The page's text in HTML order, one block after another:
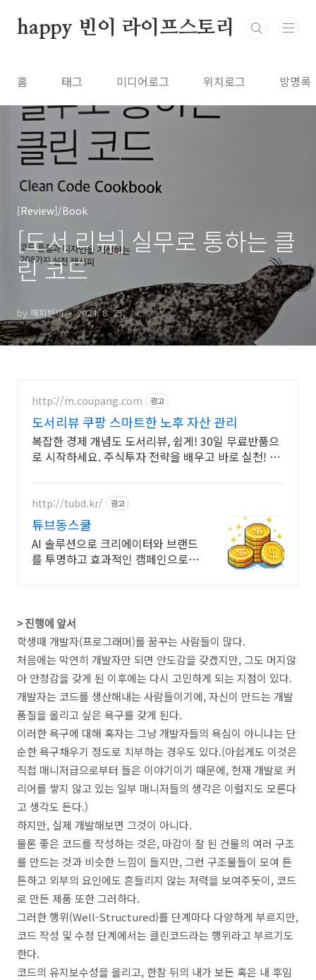
happy 빈이 라이프스토리
홈 태그 미디어로그 위치로그 방명록
[Review]/Book
[도서 리뷰] 실무로 통하는 클
린 코드
by 해피빈이 2024. 8. 25.
http://m.coupang.com 광고
도서리뷰 쿠팡 스마트한 노후 자산 관리
복잡한 경제 개념도 도서리뷰, 쉽게! 30일 무료반품으
로 시작하세요. 주식투자 전략을 배우고 바로 실천! 오
http://tubd.kr/ 광고
튜브동스쿨
AI 솔루션으로 크리에이터와 브랜드
를 투명하고 효과적인 캠페인으로
> 진행에 앞서
학생때 개발자(프로그래머)를 꿈꾸는 사람들이 많다.
처음에는 막연히 개발자만 되면 안도감을 갖겠지만, 그도 머지않
아 안정감을 갖게 된 이후에는 다시 고민하게 되는 지점이 있다.
개발자는 코드를 생산해내는 사람들이기에, 자신이 만드는 개발
품질을 올리고 싶은 욕구를 갖게 된다.
이러한 욕구에 대해 혹자는 그냥 개발자들의 욕심이 아니냐는 단
순한 욕구채우기 정도로 치부하는 경우도 있다.(아쉽게도 이것은
직접 매니저급으로부터 들은 이야기이기 때문에, 현재 개발로 커
리어를 쌓지 않고 있는 일부 매니저들의 생각은 이럴지도 모른다
고 생각도 든다.)
하지만, 실제 개발해보면 그것이 아니다.
물론 좋은 코드를 작성하는 것은, 마감이 잘 된 건물의 여러 구조
를 만드는 것과 비슷한 느낌이 들지만, 그런 구조물들이 모여 튼
튼하고 외부의 요인에도 흔들리지 않는 저력을 보여주듯이, 코드
로 만든 제품 또한 그러하다.
그러한 행위(Well-Structured)를 단계마다 다양하게 부르지만,
코드 작성 및 수정 단계에서는 클린코드라는 행위라고 부르기도
한다.
코드의 유지보수성을 올리고, 한참 뒤의 내가 보든 혹은 내 후임